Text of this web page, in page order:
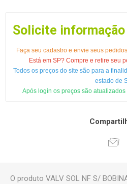
Solicite
Faça seu cadastro e envie seus
Está em SP? Compre e retire seu
Todos os preços do site são para a
estado de
Após login os preços são
O produto VALV SOL NF S/